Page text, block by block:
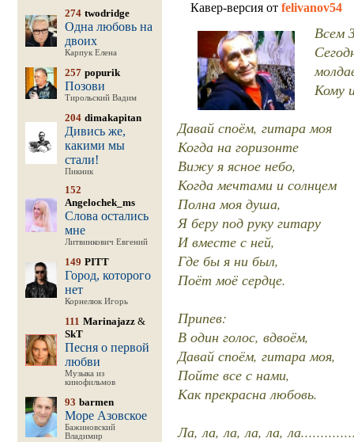
274 twodridge
Одна любовь на
двоих
Карпук Елена
257 popurik
Позови
Тирольский Вадим
204 dimakapitan
Дивись же,
какими мы
стали!
Пикник
152
Angelochek_ms
Слова остались
мне
Литвинкович Евгений
149 PITT
Город, которого
нет
Корнелюк Игорь
111 Marinajazz&
SkT
Песня о первой
любви
Музыка из
кинофильмов
93 barmen
Море Азовское
Бажиновский
Владимир
Кавер-версия от felivanov54
Всем
Кому
Давай споём, гитара моя
Когда на горизонте
Вижу я ясное небо,
Когда мечтами и солнцем
Полна моя душа,
Я беру под руку гитару
И вместе с ней,
Где бы я ни был,
Поёт моё сердце.
Припев:
В один голос, вдвоём,
Давай споём, гитара моя,
Пойте все с нами,
Как прекрасна любовь.
Ла, ла, ла, ла, ла,